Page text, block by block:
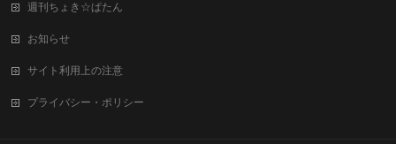
週刊ちょき☆ぱたん
お知らせ
サイト利用上の注意
プライバシー・ポリシー